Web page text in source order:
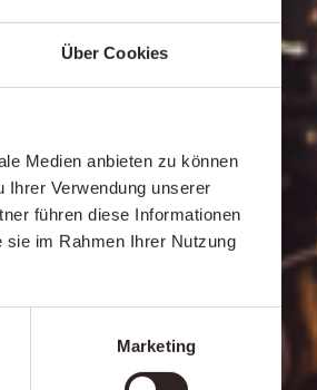
Über Cookies
Medien anbieten zu können
Ihrer Verwendung unserer
führen diese Informationen
sie im Rahmen Ihrer Nutzung
Marketing